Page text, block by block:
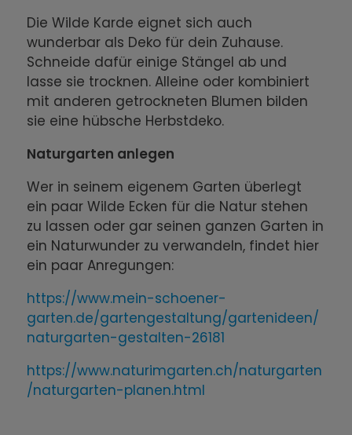
Die Wilde Karde eignet sich auch
wunderbar als Deko für dein Zuhause.
Schneide dafür einige Stängel ab und
lasse sie trocknen. Alleine oder kombiniert
mit anderen getrockneten Blumen bilden
sie eine hübsche Herbstdeko.
Naturgarten anlegen
Wer in seinem eigenem Garten überlegt
ein paar Wilde Ecken für die Natur stehen
zu lassen oder gar seinen ganzen Garten in
ein Naturwunder zu verwandeln, findet hier
ein paar Anregungen:
https://www.mein-schoener-
garten.de/gartengestaltung/gartenideen/
naturgarten-gestalten-26181
https://www.naturimgarten.ch/naturgarten
/naturgarten-planen.html